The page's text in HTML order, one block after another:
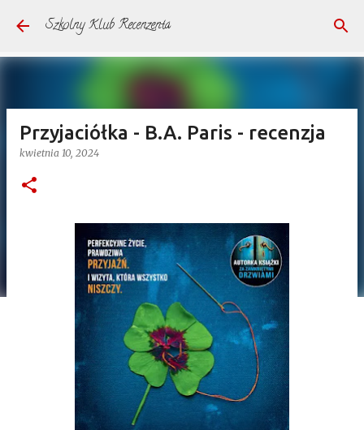
Przejdź do głównej zawartości
Szkolny Klub Recenzenta
Przyjaciółka - B.A. Paris - recenzja
kwietnia 10, 2024